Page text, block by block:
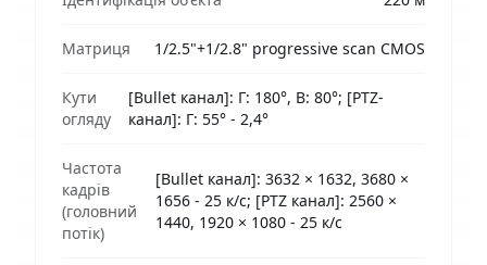
Матриця 1/2.5"+1/2.8" progressive scan CMOS
Кути
огляду
[Bullet канал]: Г: 180°, В: 80°; [PTZ-
канал]: Г: 55° - 2,4°
Частота
кадрів
(головний
потік)
[Bullet канал]: 3632 × 1632, 3680 ×
1656 - 25 к/с; [PTZ канал]: 2560 ×
1440, 1920 × 1080 - 25 к/с